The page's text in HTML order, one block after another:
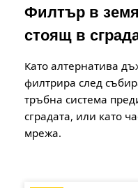
Филтър в
стоящ в
Като алтернатива
филтрира след
тръбна система
сградата, или като
мрежа.